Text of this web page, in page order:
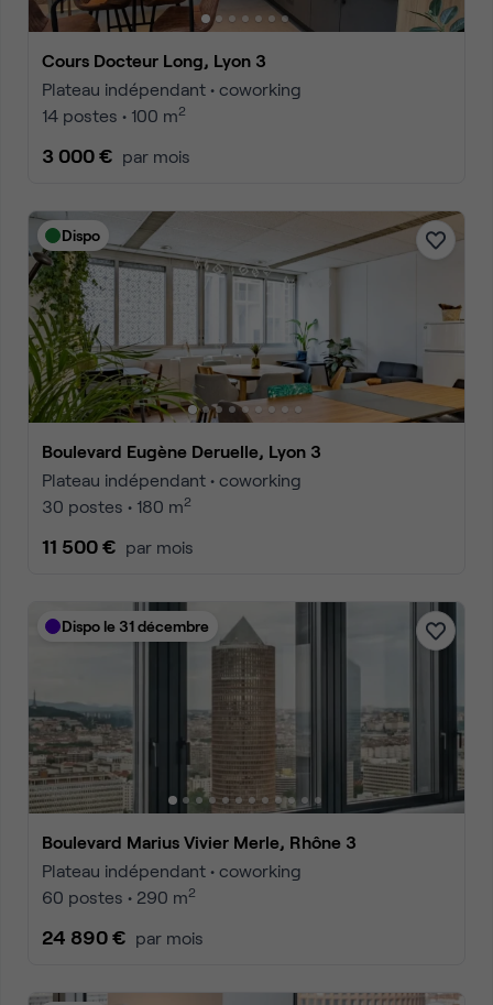
Cours Docteur Long, Lyon 3
Plateau indépendant • coworking
14 postes • 100 m2
3 000 € par mois
Dispo
Boulevard Eugène Deruelle, Lyon 3
Plateau indépendant • coworking
30 postes • 180 m2
11 500 € par mois
Dispo le 31 décembre
Boulevard Marius Vivier Merle, Rhône 3
Plateau indépendant • coworking
60 postes • 290 m2
24 890 € par mois